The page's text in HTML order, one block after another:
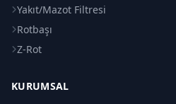
Yakıt/Mazot Filtresi
Rotbaşı
Z-Rot
KURUMSAL